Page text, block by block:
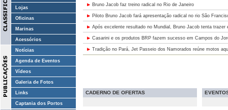
Lojas
Oficinas
Marinas
Acessórios
Notícias
Agenda de Eventos
Vídeos
Galeria de Fotos
Links
Captania dos Portos
Bruno Jacob faz treino radical no Rio de Janeiro
Piloto Bruno Jacob fará apresentação radical no rio São
Após excelente resultado no Mundial, Bruno Jacob tenta trazer
Casarini e os produtos BRP fazem sucesso em Campos do
Tradição no Pará, Jet Passeio dos Namorados reúne motos
CADERNO DE OFERTAS